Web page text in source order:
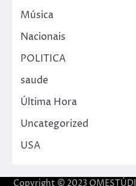
Música
Nacionais
POLITICA
saude
Última Hora
Uncategorized
USA
Copyright © 2023